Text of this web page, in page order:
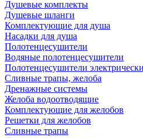
Душевые комплекты
Душевые шланги
Комплектующие для душа
Насадки для душа
Полотенцесушители
Водяные полотенцесушители
Полотенцесушители
Сливные трапы, желоба
Дренажные системы
Желоба водоотводящие
Комплектующие для желобов
Решетки для желобов
Сливные трапы